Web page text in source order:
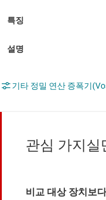
기타 정밀 연산 증폭기
관심 가지실
비교 대상 장치보